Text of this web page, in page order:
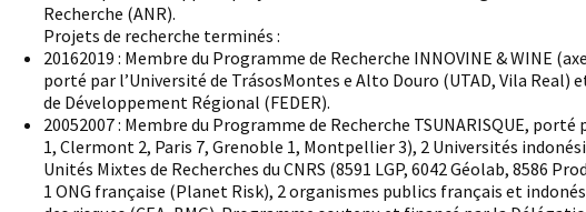
Recherche (ANR).
Projets de recherche terminés :
20162019 : Membre du Programme de Recherche INNOVINE & WINE
porté par l’Université de TrásosMontes e Alto Douro (UTAD, Vila Real)
de Développement Régional (FEDER).
20052007 : Membre du Programme de Recherche TSUNARISQUE,
1, Clermont 2, Paris 7, Grenoble 1, Montpellier 3), 2 Universités
Unités Mixtes de Recherches du CNRS (8591 LGP, 6042 Géolab, 8586
1 ONG française (Planet Risk), 2 organismes publics français et